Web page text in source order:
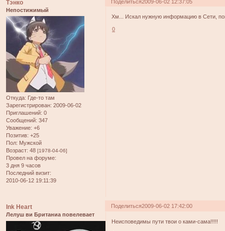
Поделиться2009-06-02 12:37:05
Тэнко
Непостижимый
Откуда: Где-то там
Зарегистрирован: 2009-06-02
Приглашений: 0
Сообщений: 347
Уважение: +6
Позитив: +25
Пол: Мужской
Возраст: 48 [1978-04-06]
Провел на форуме:
3 дня 9 часов
Последний визит:
2010-06-12 19:11:39
Хм... Искал нужную информацию в Сети,
0
Поделиться2009-06-02 17:42:00
Ink Heart
Лелуш ви Британиа повелевает
Неисповедимы пути твои о ками-сама!!!!!